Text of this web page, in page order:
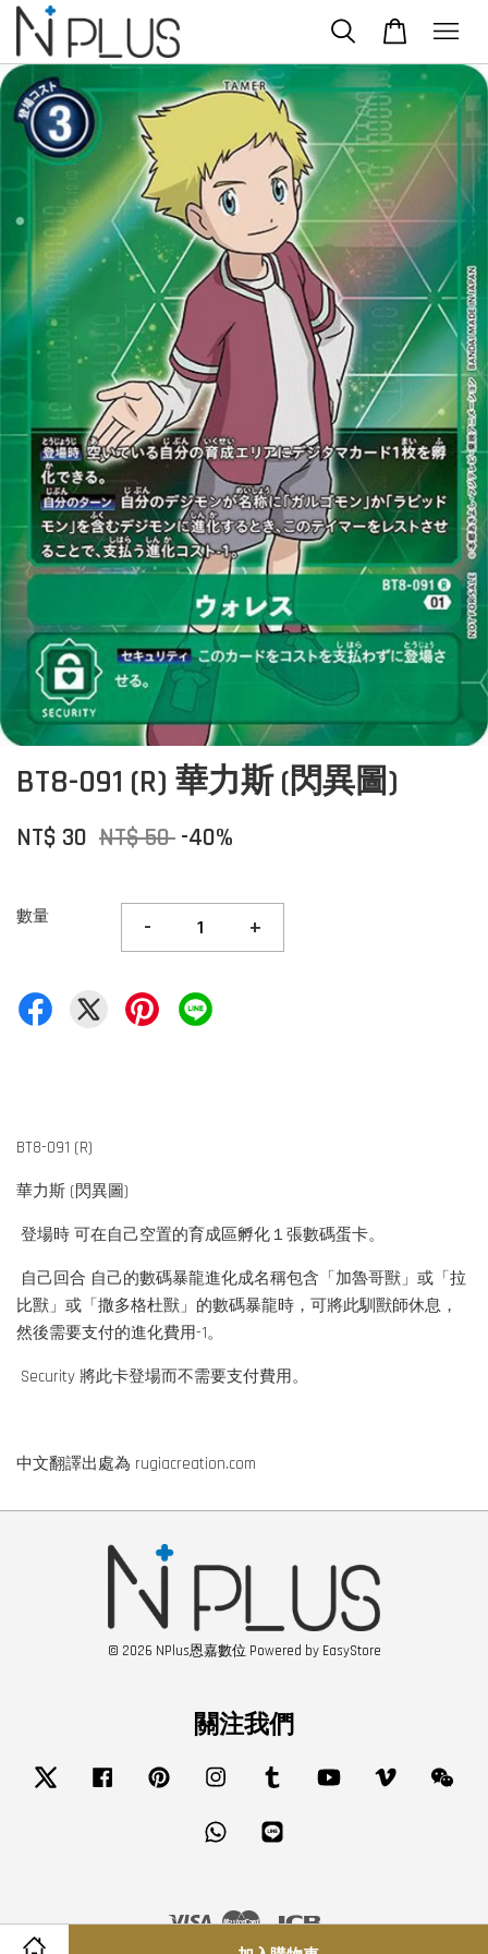
BT8-091 (R) 華力斯 (閃異圖)
NT$ 30 NT$ 50 -40%
數量 - +
BT8-091 (R)
華力斯 (閃異圖)
登場時 可在自己空置的育成區孵化１張數碼蛋卡。
自己回合 自己的數碼暴龍進化成名稱包含「加魯哥獸」或「拉
比獸」或「撒多格杜獸」的數碼暴龍時，可將此馴獸師休息，
然後需要支付的進化費用-1。
Security 將此卡登場而不需要支付費用。
中文翻譯出處為 rugiacreation.com
© 2026 NPlus恩嘉數位 Powered by EasyStore
關注我們
Twitter Facebook Pinterest Instagram Tumblr YouTube Vimeo
Whatsapp
Visa Master